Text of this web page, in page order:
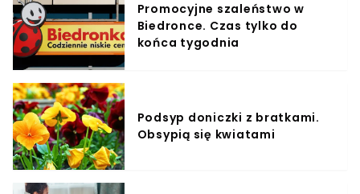
Promocyjne szaleństwo w
Biedronce. Czas tylko do
końca tygodnia
Podsyp doniczki z bratkami.
Obsypią się kwiatami